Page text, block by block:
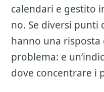
calendari e gestito
no. Se diversi punti
hanno una risposta
problema: e
dove concentrare i